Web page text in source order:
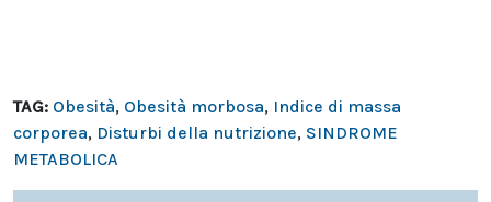
TAG: Obesità, Obesità morbosa, Indice di massa
corporea, Disturbi della nutrizione, SINDROME
METABOLICA